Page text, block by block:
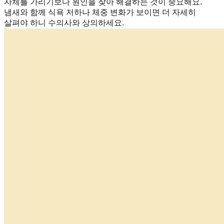
냄새와 함께 식욕 저하나 체중 변화가 보이면 더 자세히
살펴야 하니 수의사와 상의하세요.